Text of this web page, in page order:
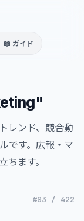
📖 ガイド
レンド、競合動
です。広報・マ
ます。
#83 / 422